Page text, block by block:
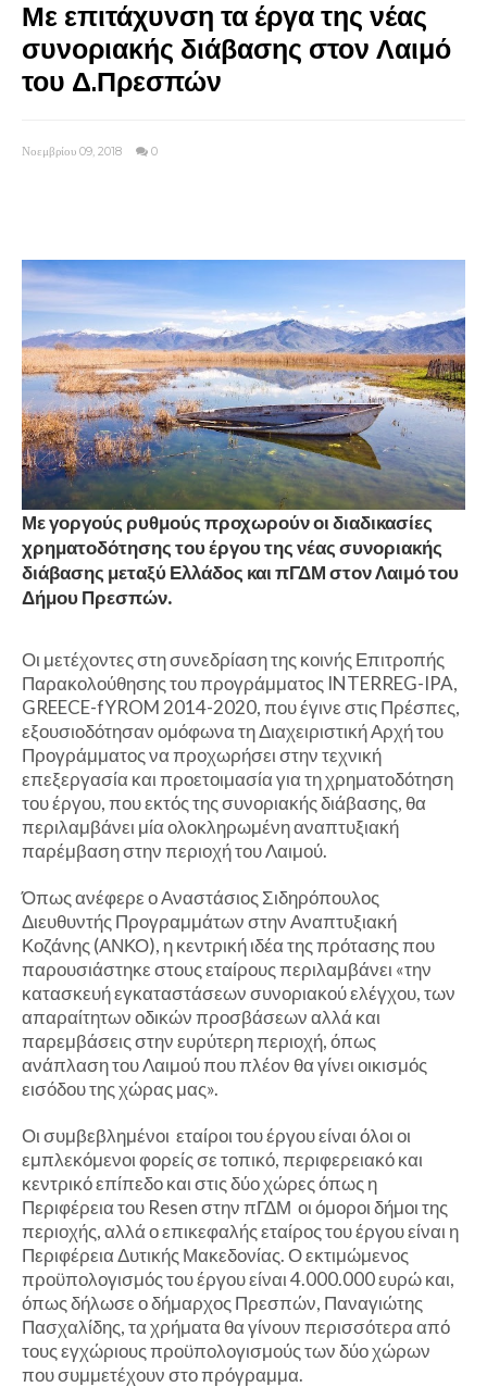
Με επιτάχυνση τα έργα της νέας
συνοριακής διάβασης στον Λαιμό
του Δ.Πρεσπών
Νοεμβρίου 09, 2018 0
Με γοργούς ρυθμούς προχωρούν οι διαδικασίες
χρηματοδότησης του έργου της νέας συνοριακής
διάβασης μεταξύ Ελλάδος και πΓΔΜ στον Λαιμό του
Δήμου Πρεσπών.
Οι μετέχοντες στη συνεδρίαση της κοινής Επιτροπής
Παρακολούθησης του προγράμματος INTERREG-IPA,
GREECE-fYROM 2014-2020, που έγινε στις Πρέσπες,
εξουσιοδότησαν ομόφωνα τη Διαχειριστική Αρχή του
Προγράμματος να προχωρήσει στην τεχνική
επεξεργασία και προετοιμασία για τη χρηματοδότηση
του έργου, που εκτός της συνοριακής διάβασης, θα
περιλαμβάνει μία ολοκληρωμένη αναπτυξιακή
παρέμβαση στην περιοχή του Λαιμού.
Όπως ανέφερε ο Αναστάσιος Σιδηρόπουλος
Διευθυντής Προγραμμάτων στην Αναπτυξιακή
Κοζάνης (ΑΝΚΟ), η κεντρική ιδέα της πρότασης που
παρουσιάστηκε στους εταίρους περιλαμβάνει «την
κατασκευή εγκαταστάσεων συνοριακού ελέγχου, των
απαραίτητων οδικών προσβάσεων αλλά και
παρεμβάσεις στην ευρύτερη περιοχή, όπως
ανάπλαση του Λαιμού που πλέον θα γίνει οικισμός
εισόδου της χώρας μας».
Οι συμβεβλημένοι εταίροι του έργου είναι όλοι οι
εμπλεκόμενοι φορείς σε τοπικό, περιφερειακό και
κεντρικό επίπεδο και στις δύο χώρες όπως η
Περιφέρεια του Resen στην πΓΔΜ οι όμοροι δήμοι της
περιοχής, αλλά ο επικεφαλής εταίρος του έργου είναι η
Περιφέρεια Δυτικής Μακεδονίας. Ο εκτιμώμενος
προϋπολογισμός του έργου είναι 4.000.000 ευρώ και,
όπως δήλωσε ο δήμαρχος Πρεσπών, Παναγιώτης
Πασχαλίδης, τα χρήματα θα γίνουν περισσότερα από
τους εγχώριους προϋπολογισμούς των δύο χώρων
που συμμετέχουν στο πρόγραμμα.